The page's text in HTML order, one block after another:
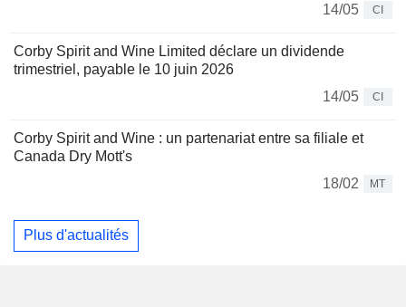
14/05
CI
Corby Spirit and Wine Limited déclare un dividende
trimestriel, payable le 10 juin 2026
14/05
CI
Corby Spirit and Wine : un partenariat entre sa filiale et
Canada Dry Mott's
18/02
MT
Plus d'actualités